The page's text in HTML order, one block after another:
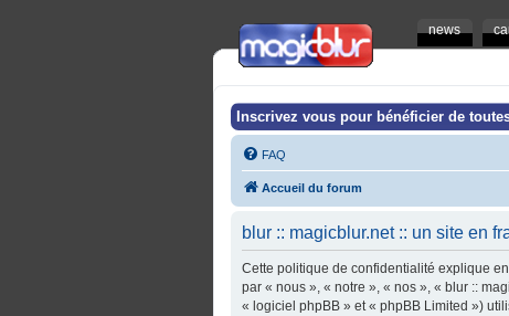
news
Inscrivez vous pour bénéficier de
FAQ
Accueil du forum
blur :: magicblur.net :: un site en
Cette politique de confidentialité explique
par « nous », « notre », « nos », « blur ::
« logiciel phpBB » et « phpBB Limited »)